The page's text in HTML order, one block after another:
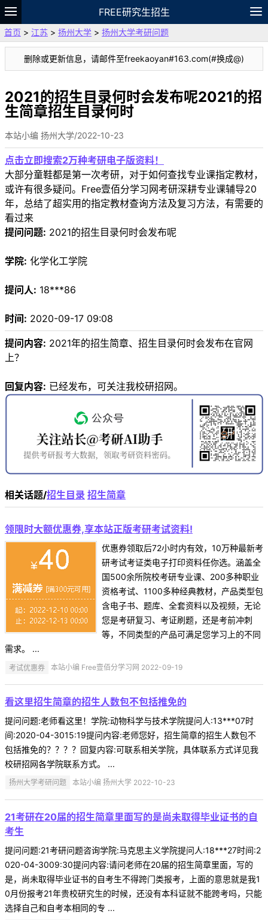
FREE研究生招生
题库
故事 专题 APP 笔记
VIP
资料
首页 > 江苏 > 扬州大学 > 扬州大学考研问题
删除或更新信息，请邮件至freekaoyan#163.com(#换成@)
2021的招生目录何时会发布呢2021的招
生简章招生目录何时
本站小编 扬州大学/2022-10-23
点击立即搜索2万种考研电子版资料！
大部分童鞋都是第一次考研，对于如何查找专业课指定教材，
或许有很多疑问。Free壹佰分学习网考研深耕专业课辅导20
年，总结了超实用的指定教材查询方法及复习方法，有需要的
看过来
提问问题: 2021的招生目录何时会发布呢
学院: 化学化工学院
提问人: 18***86
时间: 2020-09-17 09:08
提问内容: 2021年的招生简章、招生目录何时会发布在官网
上？
回复内容: 已经发布，可关注我校研招网。
相关话题/招生目录 招生简章
领限时大额优惠券,享本站正版考研考试资料!
优惠券领取后72小时内有效，10万种最新考
研考试考证类电子打印资料任你选。涵盖全
国500余所院校考研专业课、200多种职业
资格考试、1100多种经典教材，产品类型包
含电子书、题库、全套资料以及视频，无论
您是考研复习、考证刷题，还是考前冲刺
等，不同类型的产品可满足您学习上的不同
需求。 ...
考试优惠券 本站小编 Free壹佰分学习网 2022-09-19
看这里招生简章的招生人数包不包括推免的
提问问题:老师看这里！学院:动物科学与技术学院提问人:13***07时
间:2020-04-3015:19提问内容:老师您好，招生简章的招生人数包不
包括推免的？？？？回复内容:可联系相关学院，具体联系方式详见我
校研招网各学院联系方式。 ...
扬州大学考研问题 本站小编 扬州大学 2022-10-23
21考研在20届的招生简章里面写的是尚未取得毕业证书的自
考生
提问问题:21考研问题咨询学院:马克思主义学院提问人:18***27时间:2
020-04-3009:30提问内容:请问老师在20届的招生简章里面，写的
是，尚未取得毕业证书的自考生不得跨门类报考，上面的意思就是我1
0月份报考21年贵校研究生的时候，还没有本科证就不能跨考吗，只能
选择自己和自考本相同的专 ...